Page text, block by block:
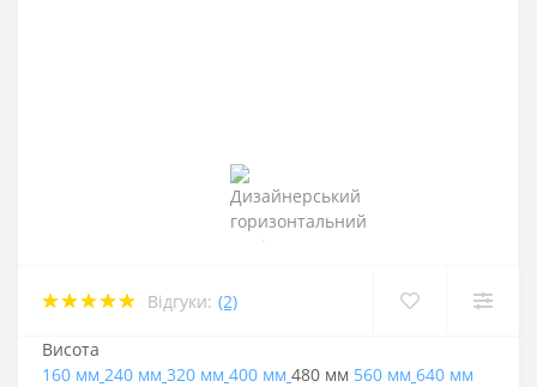
Відгуки: (2)
Висота
160 мм 240 мм 320 мм 400 мм 480 мм 560 мм 640 мм